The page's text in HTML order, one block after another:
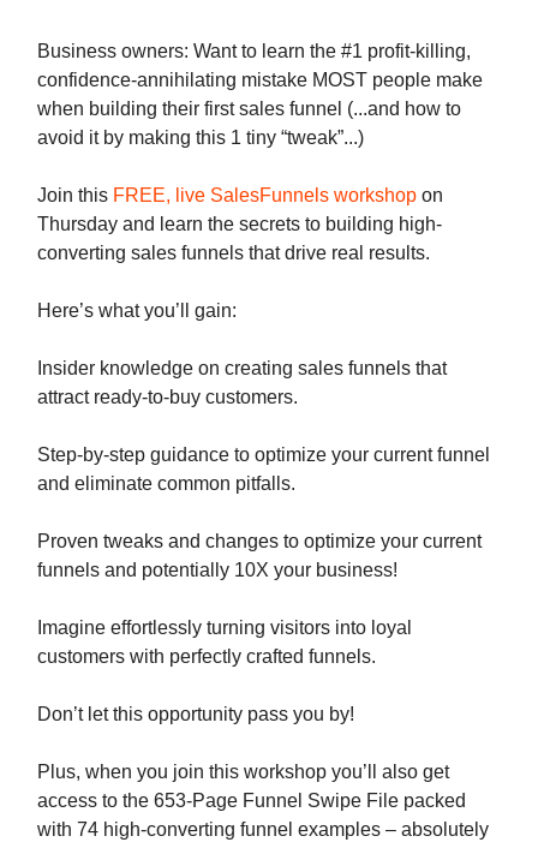
Business owners: Want to learn the #1 profit-killing,
confidence-annihilating mistake MOST people make
when building their first sales funnel (...and how to
avoid it by making this 1 tiny “tweak”...)
Join this FREE, live SalesFunnels workshop on
Thursday and learn the secrets to building high-
converting sales funnels that drive real results.
Here’s what you’ll gain:
Insider knowledge on creating sales funnels that
attract ready-to-buy customers.
Step-by-step guidance to optimize your current funnel
and eliminate common pitfalls.
Proven tweaks and changes to optimize your current
funnels and potentially 10X your business!
Imagine effortlessly turning visitors into loyal
customers with perfectly crafted funnels.
Don’t let this opportunity pass you by!
Plus, when you join this workshop you’ll also get
access to the 653-Page Funnel Swipe File packed
with 74 high-converting funnel examples – absolutely